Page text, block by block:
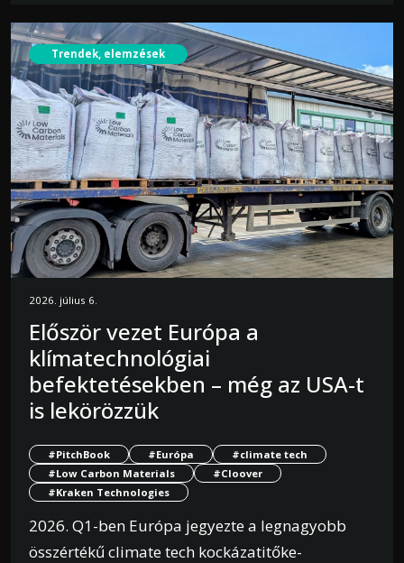
Trendek, elemzések
2026. július 6.
Először vezet Európa a
klímatechnológiai
befektetésekben – még az USA-t
is lekörözzük
#PitchBook #Európa
#climate tech
#Low Carbon Materials
#Cloover
#Kraken Technologies
2026. Q1-ben Európa jegyezte a legnagyobb
összértékű climate tech kockázatitőke-